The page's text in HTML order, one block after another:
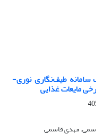
طیف‌نگاری نوری-
مهدی قاسمی